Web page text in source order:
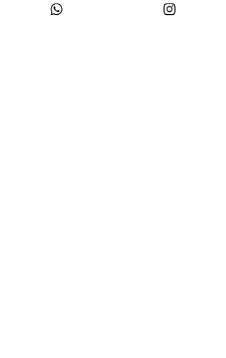
18 ago. ter. | 'Crie uma peça com a Wonder